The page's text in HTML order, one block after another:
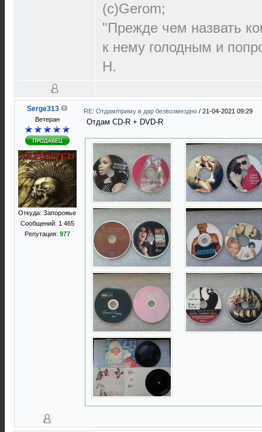
(с)Gerom;
"Прежде чем назвать
к нему голодным и
Н.
Serge313
Ветеран
Откуда: Запорожье
Сообщений: 1 465
Репутация: 977
RE: Отдам/приму в дар безвозмездно / 21-04-2021 09:29
Отдам CD-R + DVD-R